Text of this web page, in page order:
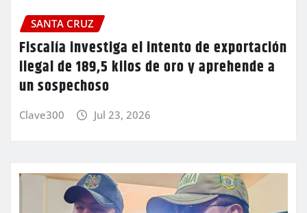
SANTA CRUZ
Fiscalía investiga el intento de exportación
ilegal de 189,5 kilos de oro y aprehende a
un sospechoso
Clave300 Jul 23, 2026